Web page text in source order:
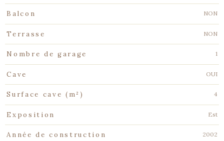
Balcon NON
Terrasse NON
Nombre de garage 1
Cave OUI
Surface cave (m²) 4
Exposition Est
Année de construction 2002